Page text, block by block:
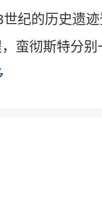
纪的历史遗
蛮彻斯特分别